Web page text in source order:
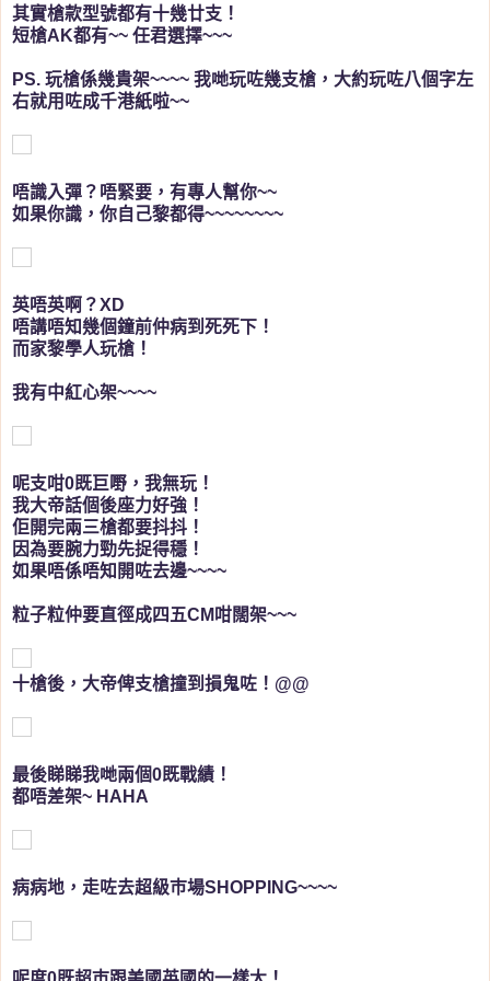
其實槍款型號都有十幾廿支！
短槍AK都有~~ 任君選擇~~~
PS. 玩槍係幾貴架~~~~ 我哋玩咗幾支槍，大約玩咗八個字左
右就用咗成千港紙啦~~
唔識入彈？唔緊要，有專人幫你~~
如果你識，你自己黎都得~~~~~~~~
英唔英啊？XD
唔講唔知幾個鐘前仲病到死死下！
而家黎學人玩槍！
我有中紅心架~~~~
呢支咁0既巨嘢，我無玩！
我大帝話個後座力好強！
佢開完兩三槍都要抖抖！
因為要腕力勁先捉得穩！
如果唔係唔知開咗去邊~~~~
粒子粒仲要直徑成四五CM咁闊架~~~
十槍後，大帝俾支槍撞到損鬼咗！@@
最後睇睇我哋兩個0既戰績！
都唔差架~ HAHA
病病地，走咗去超級巿場SHOPPING~~~~